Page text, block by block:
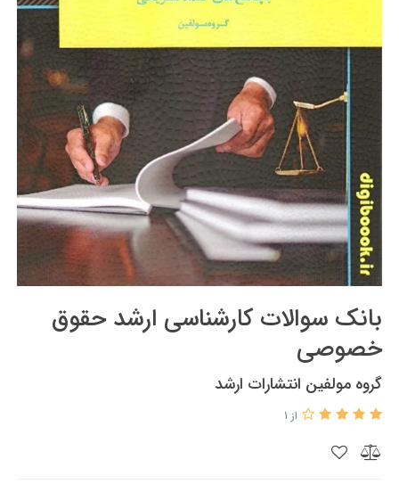
بانک سوالات کارشناسی ارشد حقوق
خصوصی
گروه مولفین انتشارات ارشد
از 1